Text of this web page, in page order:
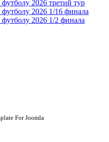
2026 третий тур
2026 1/16 финала
2026 1/2 финала
For Joomla